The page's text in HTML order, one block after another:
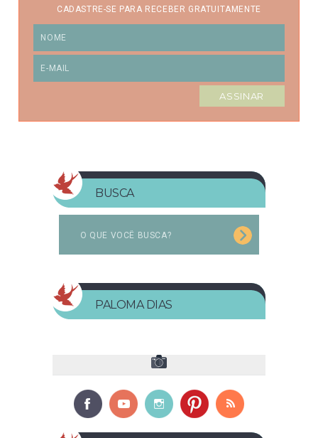
CADASTRE-SE PARA RECEBER GRATUITAMENTE
BUSCA
PALOMA DIAS